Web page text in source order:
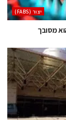
‫יצור (‪(FABS‬‬
מסובך